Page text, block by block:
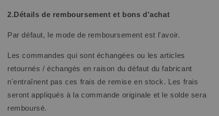
2.Détails de remboursement et bons d'achat
Par défaut, le mode de remboursement est l'avoir.
Les commandes qui sont échangées ou les articles
retournés / échangés en raison du défaut du fabricant
n'entraînent pas ces frais de remise en stock. Les frais
seront appliqués à la commande originale et le solde sera
remboursé.